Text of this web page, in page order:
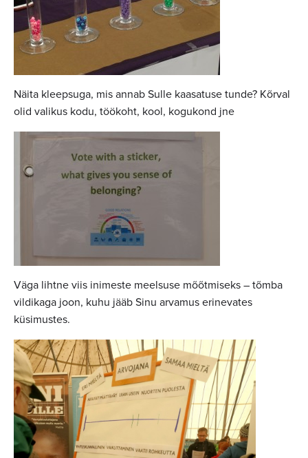
Näita kleepsuga, mis annab Sulle kaasatuse tunde? Kõrval
olid valikus kodu, töökoht, kool, kogukond jne
Väga lihtne viis inimeste meelsuse mõõtmiseks – tõmba
vildikaga joon, kuhu jääb Sinu arvamus erinevates
küsimustes.